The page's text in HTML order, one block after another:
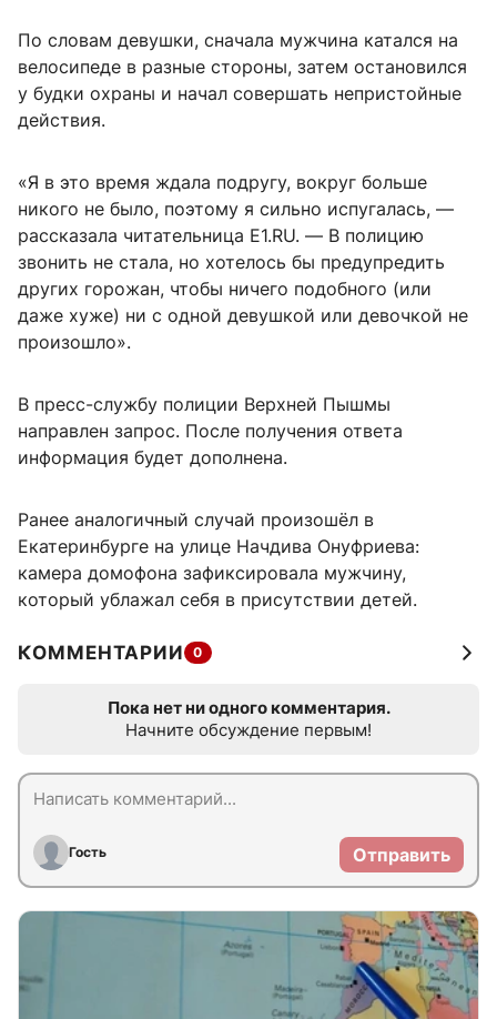
По словам девушки, сначала мужчина катался на
велосипеде в разные стороны, затем остановился
у будки охраны и начал совершать непристойные
действия.
«Я в это время ждала подругу, вокруг больше
никого не было, поэтому я сильно испугалась, —
рассказала читательница E1.RU. — В полицию
звонить не стала, но хотелось бы предупредить
других горожан, чтобы ничего подобного (или
даже хуже) ни с одной девушкой или девочкой не
произошло».
В пресс-службу полиции Верхней Пышмы
направлен запрос. После получения ответа
информация будет дополнена.
Ранее аналогичный случай произошёл в
Екатеринбурге на улице Начдива Онуфриева:
камера домофона зафиксировала мужчину,
который ублажал себя в присутствии детей.
КОММЕНТАРИИ 0
Пока нет ни одного комментария.
Начните обсуждение первым!
Гость Отправить